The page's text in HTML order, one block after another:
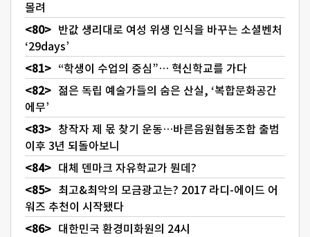
몰려
반값 생리대로 여성 위생 인식을 바꾸는 소셜벤처
‘29days’
“학생이 수업의 중심”… 혁신학교를 가다
젊은 독립 예술가들의 숨은 산실, ‘복합문화공간
에무’
창작자 제 몫 찾기 운동…바른음원협동조합 출범
이후 3년 되돌아보니
대체 덴마크 자유학교가 뭔데?
최고&최악의 모금광고는? 2017 라디-에이드 어
워즈 추천이 시작됐다
대한민국 환경미화원의 24시